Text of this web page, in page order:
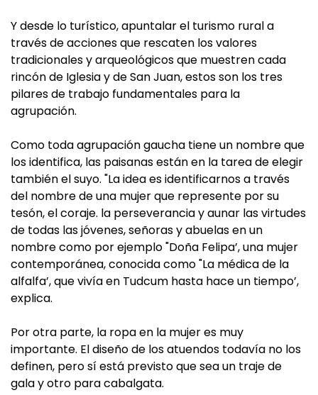
Y desde lo turístico, apuntalar el turismo rural a
través de acciones que rescaten los valores
tradicionales y arqueológicos que muestren cada
rincón de Iglesia y de San Juan, estos son los tres
pilares de trabajo fundamentales para la
agrupación.
Como toda agrupación gaucha tiene un nombre que
los identifica, las paisanas están en la tarea de elegir
también el suyo. "La idea es identificarnos a través
del nombre de una mujer que represente por su
tesón, el coraje. la perseverancia y aunar las virtudes
de todas las jóvenes, señoras y abuelas en un
nombre como por ejemplo "Doña Felipa’, una mujer
contemporánea, conocida como "La médica de la
alfalfa’, que vivía en Tudcum hasta hace un tiempo’,
explica.
Por otra parte, la ropa en la mujer es muy
importante. El diseño de los atuendos todavía no los
definen, pero sí está previsto que sea un traje de
gala y otro para cabalgata.